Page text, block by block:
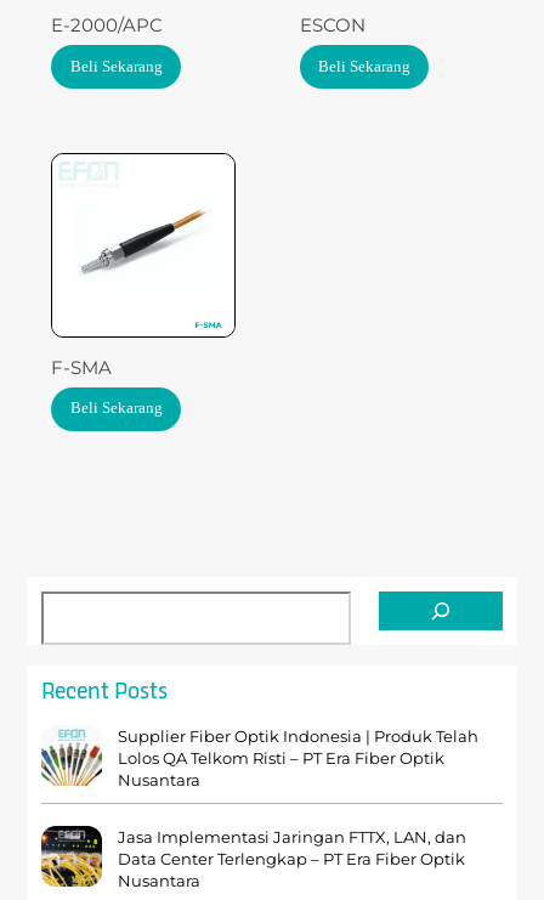
E-2000/APC
Beli Sekarang
ESCON
Beli Sekarang
F-SMA
Beli Sekarang
Recent Posts
Supplier Fiber Optik Indonesia | Produk Telah
Lolos QA Telkom Risti – PT Era Fiber Optik
Nusantara
Jasa Implementasi Jaringan FTTX, LAN, dan
Data Center Terlengkap – PT Era Fiber Optik
Nusantara